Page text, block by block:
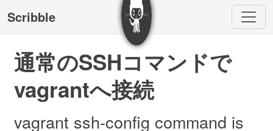
Scribble
通常のSSHコマンドで
vagrantへ接続
vagrant ssh-config command is